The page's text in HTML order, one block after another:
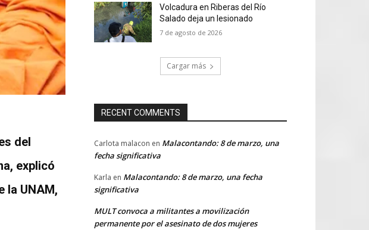
del
explicó
la UNAM,
Volcadura en Riberas del Río
Salado deja un lesionado
7 de agosto de 2026
Cargar más
RECENT COMMENTS
Carlota malacon en Malacontando: 8 de marzo, una
fecha significativa
Karla en Malacontando: 8 de marzo, una fecha
significativa
MULT convoca a militantes a movilización
permanente por el asesinato de dos mujeres